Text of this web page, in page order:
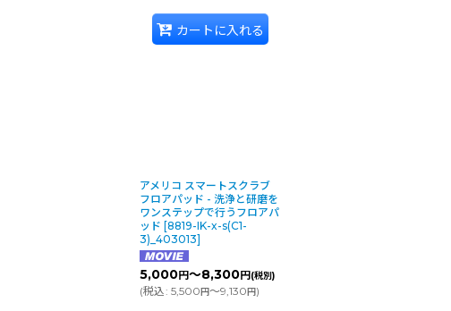
。1,000rpmまでのマシンで使用可
カートに入れる
アメリコ スマートスクラブ
フロアパッド - 洗浄と研磨を
ワンステップで行うフロアパ
ッド [8819-IK-x-s(C1-
3)_403013]
5,000円～8,300円 (税別)
(税込: 5,500 円～9,130 円)